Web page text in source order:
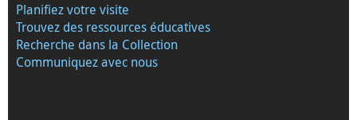
Planifiez votre visite
Trouvez des ressources éducatives
Recherche dans la Collection
Communiquez avec nous